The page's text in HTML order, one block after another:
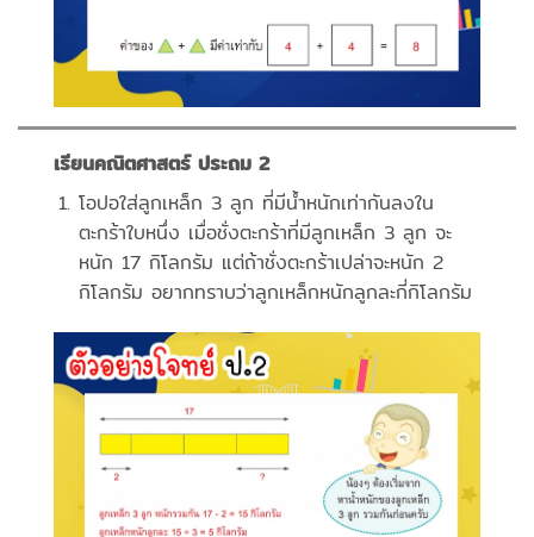
เรียนคณิตศาสตร์ ประถม 2
โอปอใส่ลูกเหล็ก 3 ลูก ที่มีน้ำหนักเท่ากันลงใน
ตะกร้าใบหนึ่ง เมื่อชั่งตะกร้าที่มีลูกเหล็ก 3 ลูก จะ
หนัก 17 กิโลกรัม แต่ถ้าชั่งตะกร้าเปล่าจะหนัก 2
กิโลกรัม อยากทราบว่าลูกเหล็กหนักลูกละกี่กิโลกรัม